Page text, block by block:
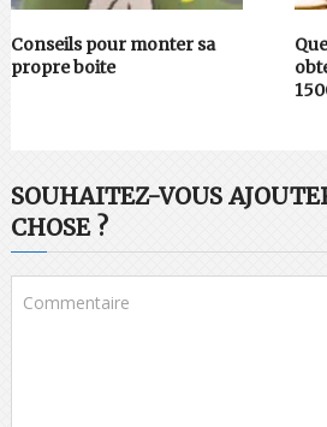
Conseils pour monter sa
propre boite
SOUHAITEZ-VOUS
CHOSE ?